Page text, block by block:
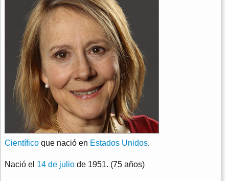
Científico que nació en Estados Unidos.
Nació el 14 de julio de 1951. (75 años)